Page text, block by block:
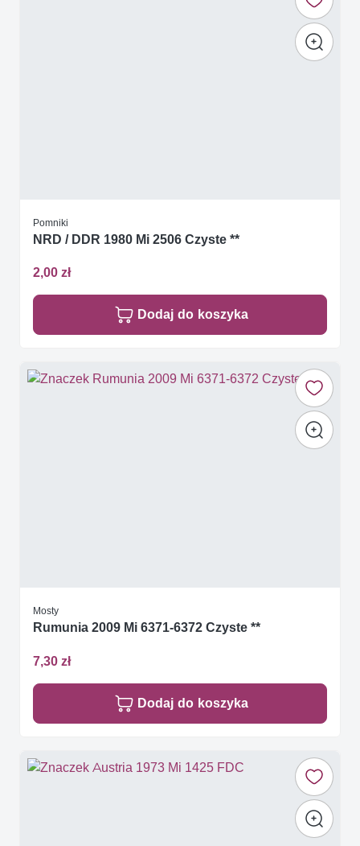
Pomniki
NRD / DDR 1980 Mi 2506 Czyste **
2,00 zł
Dodaj do koszyka
Mosty
Rumunia 2009 Mi 6371-6372 Czyste **
7,30 zł
Dodaj do koszyka